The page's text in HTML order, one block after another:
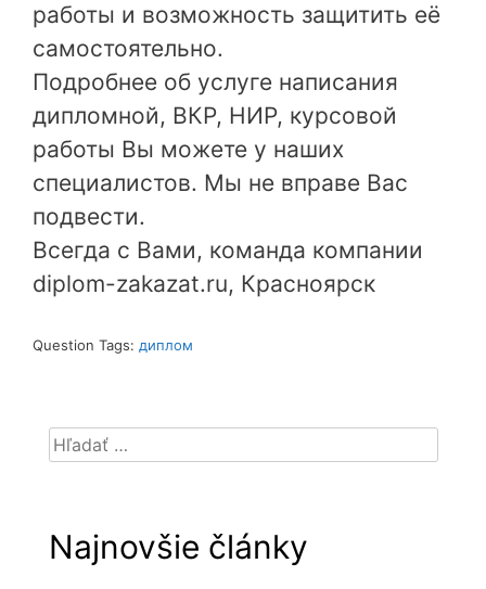
работы и возможность защитить её
самостоятельно.
Подробнее об услуге написания
дипломной, ВКР, НИР, курсовой
работы Вы можете у наших
специалистов. Мы не вправе Вас
подвести.
Всегда с Вами, команда компании
diplom-zakazat.ru, Красноярск
Question Tags: диплом
Hľadať:
Najnovšie články